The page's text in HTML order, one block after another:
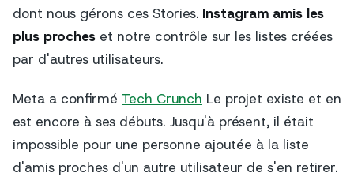
dont nous gérons ces Stories. Instagram amis les
plus proches et notre contrôle sur les listes créées
par d'autres utilisateurs.
Meta a confirmé Tech Crunch Le projet existe et en
est encore à ses débuts. Jusqu'à présent, il était
impossible pour une personne ajoutée à la liste
d'amis proches d'un autre utilisateur de s'en retirer.